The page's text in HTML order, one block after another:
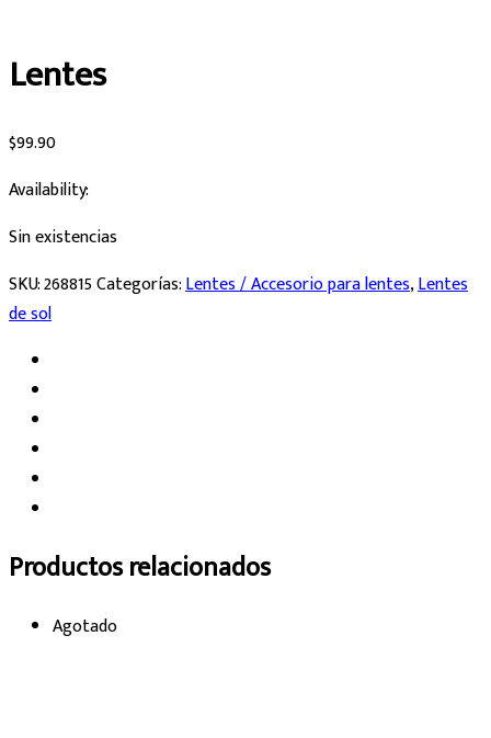
Lentes
$99.90
Availability:
Sin existencias
SKU:268815Categorías:Lentes / Accesorio para lentes,Lentes
de sol
Productos relacionados
Agotado